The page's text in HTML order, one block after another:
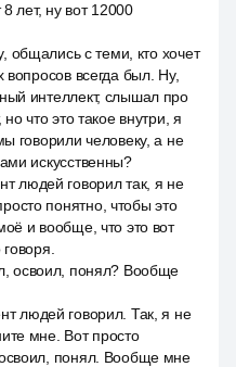
8 лет, ну вот 12000
общались с теми, кто хочет
вопросов всегда был. Ну,
интеллект, слышал про
что это такое внутри, я
говорили человеку, а не
искусственны?
людей говорил так, я не
понятно, чтобы это
и вообще, что это вот
освоил, понял? Вообще
людей говорил. Так, я не
мне. Вот просто
понял. Вообще мне